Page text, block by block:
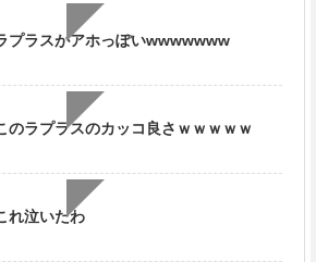
プラスがアホっぽいwwwwwww
のラプラスのカッコ良さｗｗｗｗｗ
れ泣いたわ